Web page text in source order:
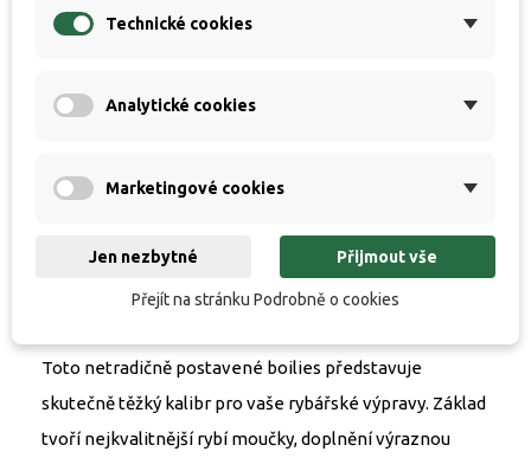
nejen podle doplňkového loga Natural Concept na
průměr i tvar. Přesně tak jako pečlivá domácí výroba.
vnadění kobrou. V neposlední řadě jistě zaznamenáte
zachování potřebného fungování kuličky ve vodě.
Toto netradičně postavené boilies představuje
skutečně těžký kalibr pro vaše rybářské výpravy. Základ
tvoří nejkvalitnější rybí moučky, doplnění výraznou
Technické cookies
Analytické cookies
Marketingové cookies
Jen nezbytné Přijmout vše
Přejít na stránku Podrobně o cookies